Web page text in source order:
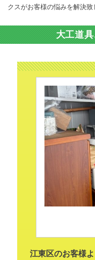
クスがお客様の悩みを解決致
大工道
江東区のお客様